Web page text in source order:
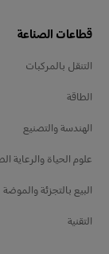
قطاعات الصناعة
التنقل بالمركبات
الطاقة
الهندسة والتصنيع
علوم الحياة والرعاية
البيع بالتجزئة والموضة
التقنية